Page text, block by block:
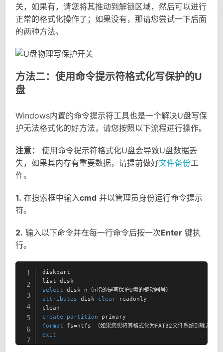
关，如果有，请您将其推动到解锁区域，然后可以进行
正常的格式化操作了；如果没有，那请您尝试一下后面
的两种方法。
方法二：使用命令提示符格式化写保护的U
盘
Windows内置的命令提示符工具也是一个解决U盘写保
护无法格式化的好方法，请您按照以下流程进行操作。
注意：
使用命令提示符格式化U盘会导致U盘数据丢
失，如果其内存有重要数据，请提前做好文件备份工
作。
1. 在搜索框中输入cmd 并以管理员身份运行命令提示
符。
2. 输入以下命令并在每一行命令后按一次Enter 键执
行。
1
2
3
4
5
6
7
diskpart
select
attributes disk clear readonly
create
partition
format fs=ntfs （如果您想将其格式化为FAT32文件系统则输入
exit